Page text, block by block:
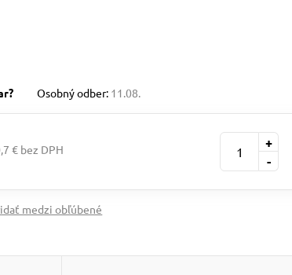
Osobný odber: 11.08.
€ bez DPH
-
+
medzi obľúbené